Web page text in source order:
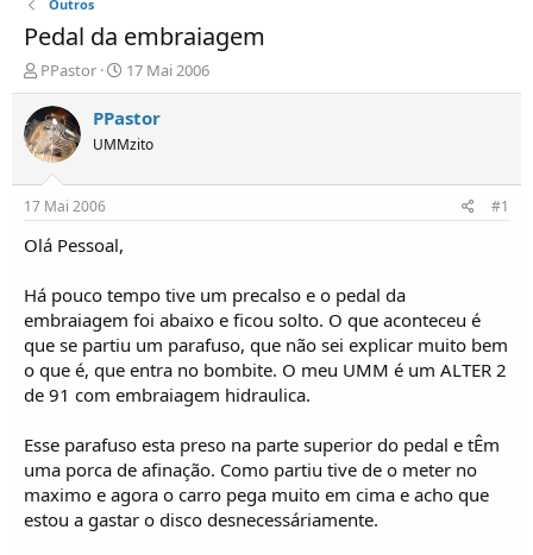
Outros
Pedal da embraiagem
I
n
i
c
i
d
o
r
e
T
ó
p
i
c
PPastor
D
a
t
d
o
17 Mai 2006
PPastor
UMMzito
17 Mai 2006 #1
Olá Pessoal,
Há pouco tempo tive um precalso e o pedal da
embraiagem foi abaixo e ficou solto. O que aconteceu é
que se partiu um parafuso, que não sei explicar muito bem
o que é, que entra no bombite. O meu UMM é um ALTER 2
de 91 com embraiagem hidraulica.
Esse parafuso esta preso na parte superior do pedal e tÊm
uma porca de afinação. Como partiu tive de o meter no
maximo e agora o carro pega muito em cima e acho que
estou a gastar o disco desnecessáriamente.